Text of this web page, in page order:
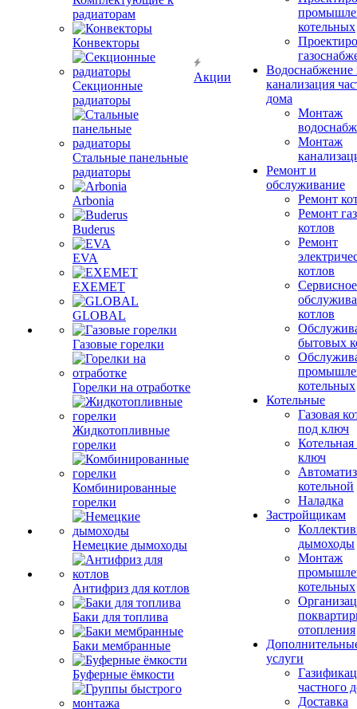
радиаторам
Конвекторы
Секционные
радиаторы
Стальные панельные
радиаторы
Arbonia
Buderus
EVA
EXEMET
GLOBAL
Газовые горелки
Горелки на отработке
Жидкотопливные
горелки
Комбинированные
горелки
Немецкие дымоходы
Антифриз для котлов
Баки для топлива
Баки мембранные
Буферные ёмкости
Акции
котельных
Водоснабжение
канализация
дома
Монтаж
Монтаж
Ремонт и
обслуживание
Ремонт
Ремонт
котлов
Ремонт
котлов
Сервисное
котлов
бытовых
котельных
Котельные
Газовая
под ключ
ключ
котельной
Наладка
Застройщикам
дымоходы
Монтаж
котельных
отопления
услуги
частного
Доставка